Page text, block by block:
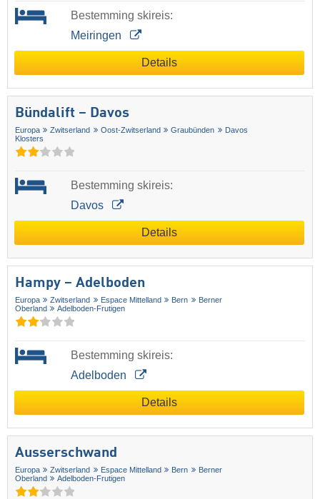
Bestemming skireis:
Meiringen
Details
Bündalift – Davos
Europa Zwitserland Oost-Zwitserland Graubünden
Davos
Klosters
Bestemming skireis:
Davos
Details
Hampy – Adelboden
Europa Zwitserland Espace Mittelland Bern
Berner
Oberland
Adelboden-Frutigen
Bestemming skireis:
Adelboden
Details
Ausserschwand
Europa Zwitserland Espace Mittelland Bern
Berner
Oberland
Adelboden-Frutigen